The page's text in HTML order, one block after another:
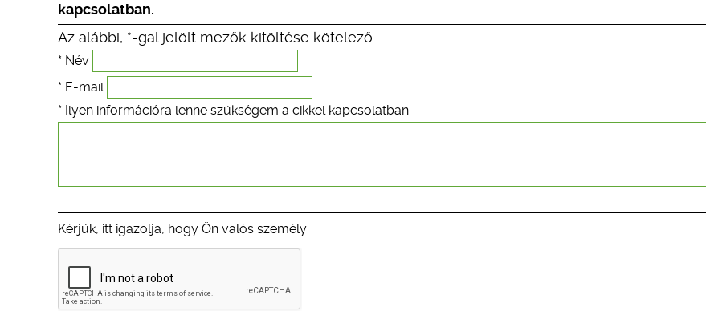
kapcsolatban.
Az alábbi, *-gal jelölt mezők kitöltése kötelező.
* Név
* E-mail
* Ilyen információra lenne szükségem a cikkel kapcsolatban:
Kérjük, itt igazolja, hogy Ön valós személy: